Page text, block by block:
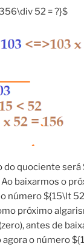
52 = ?}$
quociente será
baixarmos o
número ${15\lt
próximo
antes de
o número